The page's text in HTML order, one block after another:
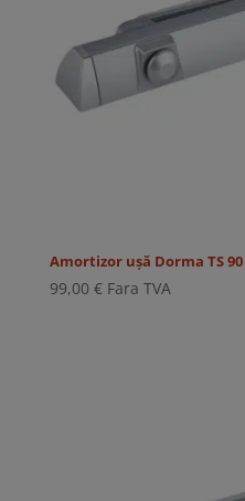
Amortizor ușă Dorma TS
99,00 € Fara TVA